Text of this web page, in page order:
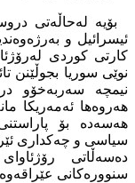
بۆیە لەحاڵەتی
ئیسرائیل و
كارتی كوردی
نوێی سوریا بجوڵێنن
نیمچە سەربەخۆو
هەروەها ئەمەریكا
هەسەدە بۆ
سیاسی و چەكداری
دەسەڵاتی
سنوورەكانی